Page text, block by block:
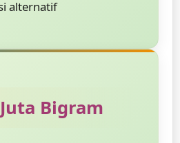
alternatif
Bigram